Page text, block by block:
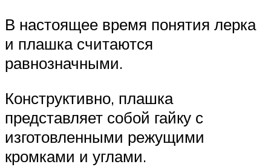
В настоящее время понятия лерка
и плашка считаются
равнозначными.
Конструктивно, плашка
представляет собой гайку с
изготовленными режущими
кромками и углами.